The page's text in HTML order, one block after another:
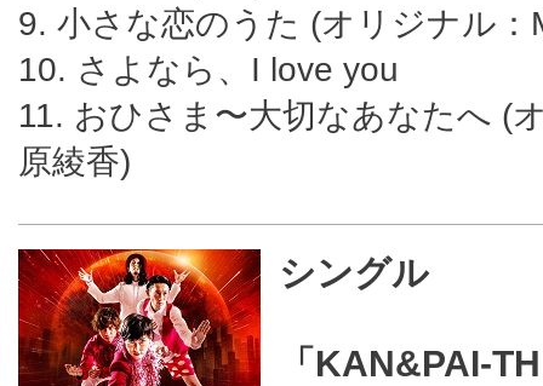
9. 小さな恋のうた (オリジナル：
10. さよなら、I love you
11. おひさま〜大切なあなたへ (
原綾香)
シングル
「KAN&PAI-